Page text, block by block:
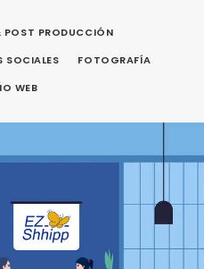
POST PRODUCCIÓN
SOCIALES
FOTOGRAFÍA
WEB